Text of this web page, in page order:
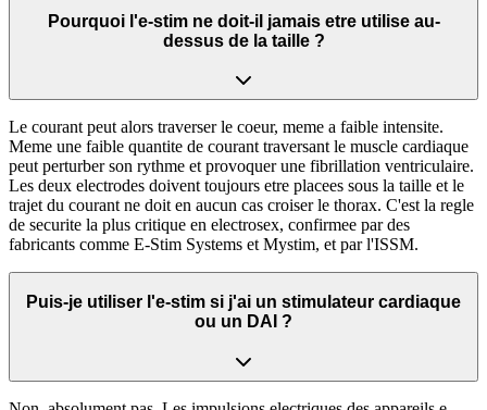
Pourquoi l'e-stim ne doit-il jamais etre utilise au-
dessus de la taille ?
Le courant peut alors traverser le coeur, meme a faible intensite.
Meme une faible quantite de courant traversant le muscle cardiaque
peut perturber son rythme et provoquer une fibrillation ventriculaire.
Les deux electrodes doivent toujours etre placees sous la taille et le
trajet du courant ne doit en aucun cas croiser le thorax. C'est la regle
de securite la plus critique en electrosex, confirmee par des
fabricants comme E-Stim Systems et Mystim, et par l'ISSM.
Puis-je utiliser l'e-stim si j'ai un stimulateur cardiaque
ou un DAI ?